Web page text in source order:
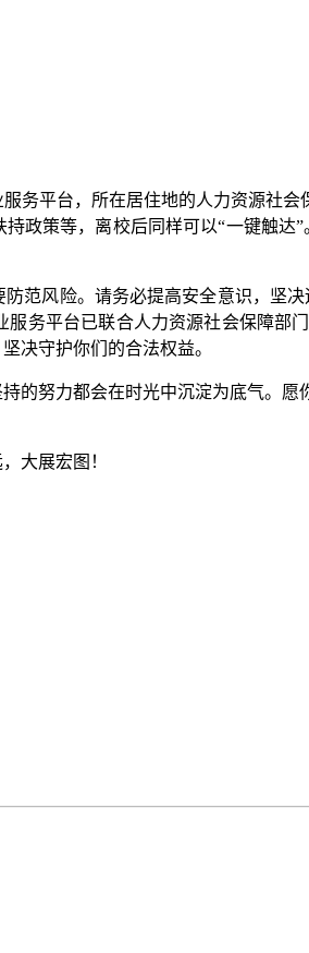
务平台，所在居住地的人力资源社
政策等，离校后同样可以“一键触
范风险。请务必提高安全意识，坚
服务平台已联合人力资源社会保障
决守护你们的合法权益。
努力都会在时光中沉淀为底气。愿
大展宏图！